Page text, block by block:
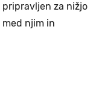
za nižjo
med njim in